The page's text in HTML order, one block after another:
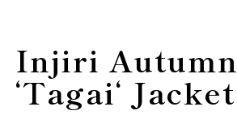
Injiri Autumn
‘Tagai‘ Jacket